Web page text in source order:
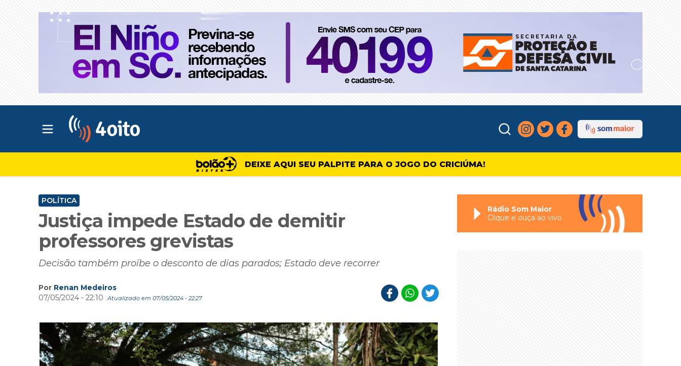
Abrir menu principal
DEIXE AQUI SEU PALPITE PARA O JOGO DO CRICIÚMA!
POLÍTICA
Justiça impede Estado de demitir
professores grevistas
Decisão também proíbe o desconto de dias parados; Estado deve recorrer
Por Renan Medeiros
07/05/2024 - 22:10
Atualizado em 07/05/2024 - 22:27
Rádio Som Maior
Clique e ouça ao vivo